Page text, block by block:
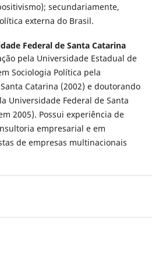
secundariamente,
externa do Brasil.
Federal de Santa Catarina
pela Universidade Estadual de
Sociologia Política pela
Catarina (2002) e doutorando
Universidade Federal de Santa
2005). Possui experiência de
empresarial e em
de empresas multinacionais